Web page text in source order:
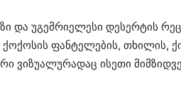
და უგემრიელესი დესერტის
ქოქოსის ფანტელების, თხილის,
ვიზუალურადაც ისეთი